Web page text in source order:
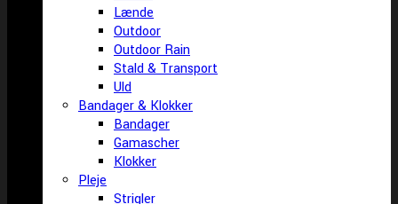
Lænde
Outdoor
Outdoor Rain
Stald & Transport
Uld
Bandager & Klokker
Bandager
Gamascher
Klokker
Pleje
Strigler